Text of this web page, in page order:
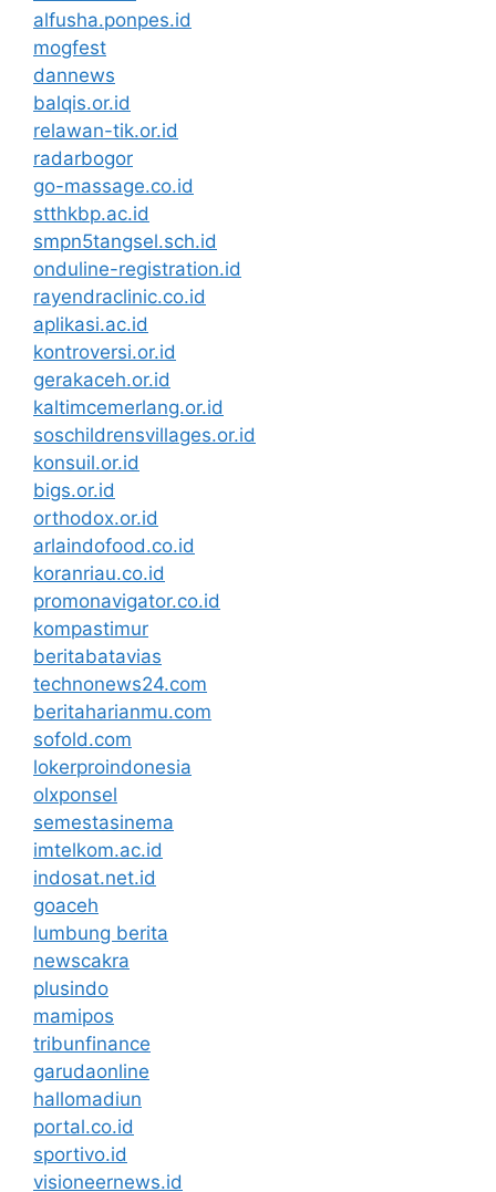
alfusha.ponpes.id
mogfest
dannews
balqis.or.id
relawan-tik.or.id
radarbogor
go-massage.co.id
stthkbp.ac.id
smpn5tangsel.sch.id
onduline-registration.id
rayendraclinic.co.id
aplikasi.ac.id
kontroversi.or.id
gerakaceh.or.id
kaltimcemerlang.or.id
soschildrensvillages.or.id
konsuil.or.id
bigs.or.id
orthodox.or.id
arlaindofood.co.id
koranriau.co.id
promonavigator.co.id
kompastimur
beritabatavias
technonews24.com
beritaharianmu.com
sofold.com
lokerproindonesia
olxponsel
semestasinema
imtelkom.ac.id
indosat.net.id
goaceh
lumbung berita
newscakra
plusindo
mamipos
tribunfinance
garudaonline
hallomadiun
portal.co.id
sportivo.id
visioneernews.id